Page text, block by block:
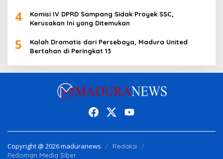
4
Komisi IV DPRD Sampang Sidak Proyek SSC,
Kerusakan Ini yang Ditemukan
5
Kalah Dramatis dari Persebaya, Madura United
Bertahan di Peringkat 13
Copyright @ 2026 maduranews
Redaksi
Pedoman Media Siber